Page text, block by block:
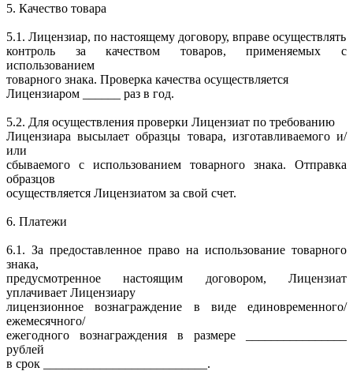
5. Качество товара
5.1. Лицензиар, по настоящему договору, вправе осуществлять
контроль за качеством товаров, применяемых с
использованием
товарного знака. Проверка качества осуществляется
Лицензиаром ______ раз в год.
5.2. Для осуществления проверки Лицензиат по требованию
Лицензиара высылает образцы товара, изготавливаемого и/
или
сбываемого с использованием товарного знака. Отправка
образцов
осуществляется Лицензиатом за свой счет.
6. Платежи
6.1. За предоставленное право на использование товарного
знака,
предусмотренное настоящим договором, Лицензиат
уплачивает Лицензиару
лицензионное вознаграждение в виде единовременного/
ежемесячного/
ежегодного вознаграждения в размере ________________
рублей
в срок __________________________.